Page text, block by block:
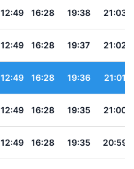
12:49 16:28 19:38 21:03
12:49 16:28 19:37 21:02
12:49 16:28 19:36 21:01
12:49 16:28 19:35 21:00
12:49 16:28 19:35 20:59